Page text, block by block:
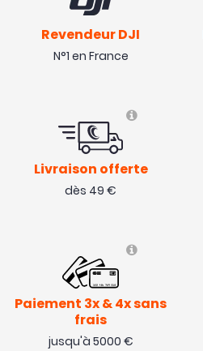
Revendeur DJI
N°1 en France
Livraison offerte
dès 49 €
Paiement 3x & 4x sans
frais
jusqu'à 5000 €